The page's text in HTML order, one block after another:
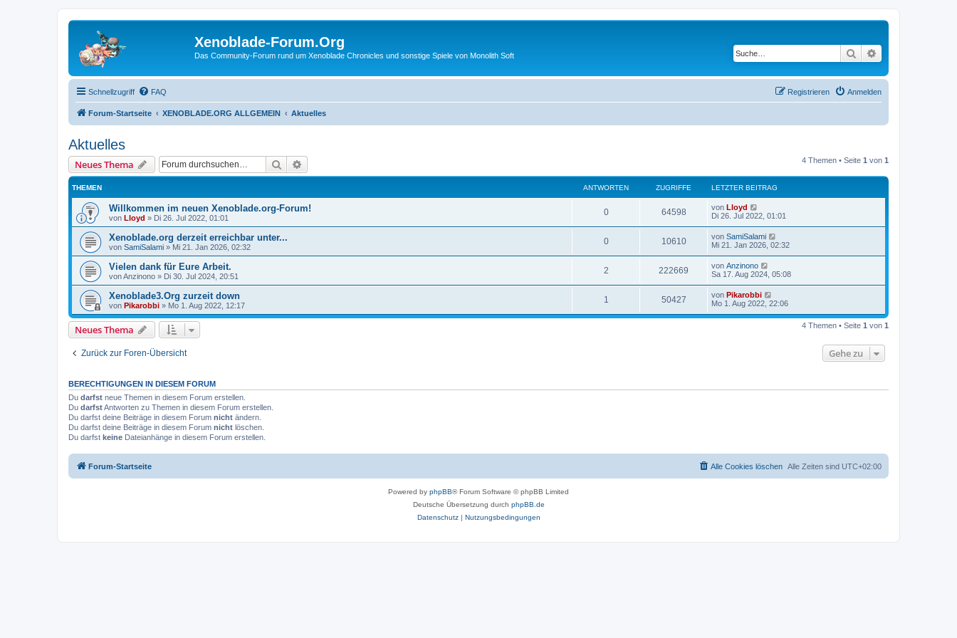
Xenoblade-Forum.Org
Das Community-Forum rund um Xenoblade Chronicles und sonstige Spiele von Monolith Soft Suche
Schnellzugriff FAQ Anmelden
Registrieren
Forum-Startseite XENOBLADE.ORG ALLGEMEIN Aktuelles
Aktuelles
Neues Thema Suche 4 Themen • Seite 1 von 1
THEMEN ANTWORTEN ZUGRIFFE LETZTER BEITRAG
Willkommen im neuen Xenoblade.org-Forum!
von Lloyd » Di 26. Jul 2022, 01:01
0 64598 von Lloyd
Di 26. Jul 2022, 01:01
Xenoblade.org derzeit erreichbar unter...
von SamiSalami » Mi 21. Jan 2026, 02:32
0 10610 von SamiSalami
Mi 21. Jan 2026, 02:32
Vielen dank für Eure Arbeit.
vonAnzinono » Di 30. Jul 2024, 20:51
2 222669 von Anzinono
Sa 17. Aug 2024, 05:08
Xenoblade3.Org zurzeit down
von Pikarobbi » Mo 1. Aug 2022, 12:17
1 50427 von Pikarobbi
Mo 1. Aug 2022, 22:06
Neues Thema 4 Themen • Seite 1 von 1
Zurück zur Foren-Übersicht Gehe zu
BERECHTIGUNGEN IN DIESEM FORUM
Du darfst neue Themen in diesem Forum erstellen.
Du darfstAntworten zu Themen in diesem Forum erstellen.
Du darfst deine Beiträge in diesem Forum nicht ändern.
Du darfst deine Beiträge in diesem Forum nicht löschen.
Du darfst keine Dateianhänge in diesem Forum erstellen.
Forum-Startseite Alle Zeiten sind UTC+02:00
Alle Cookies löschen
Powered by phpBB® Forum Software © phpBB Limited
Deutsche Übersetzung durch phpBB.de
Datenschutz| Nutzungsbedingungen